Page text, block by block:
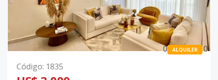
0 ALQUILER
0
Código: 1835